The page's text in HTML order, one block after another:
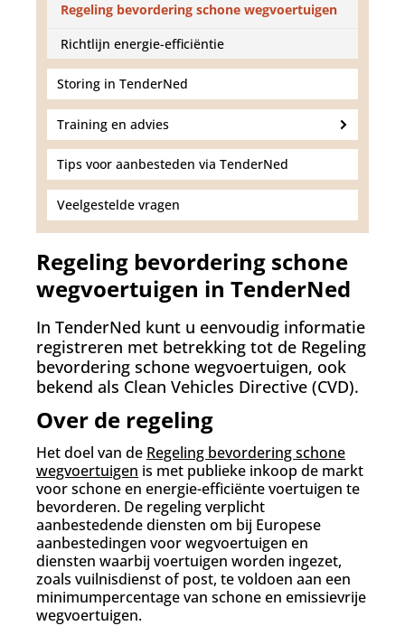
Regeling bevordering schone wegvoertuigen
Richtlijn energie-efficiëntie
Storing in TenderNed
Training en advies
Tips voor aanbesteden via TenderNed
Veelgestelde vragen
Regeling bevordering schone
wegvoertuigen in TenderNed
In TenderNed kunt u eenvoudig informatie
registreren met betrekking tot de Regeling
bevordering schone wegvoertuigen, ook
bekend als Clean Vehicles Directive (CVD).
Over de regeling
Het doel van de Regeling bevordering schone
wegvoertuigen is met publieke inkoop de markt
voor schone en energie-efficiënte voertuigen te
bevorderen. De regeling verplicht
aanbestedende diensten om bij Europese
aanbestedingen voor wegvoertuigen en
diensten waarbij voertuigen worden ingezet,
zoals vuilnisdienst of post, te voldoen aan een
minimumpercentage van schone en emissievrije
wegvoertuigen.